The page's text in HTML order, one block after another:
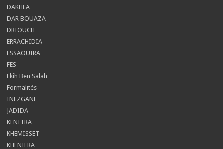
DAKHLA
DAR BOUAZA
DRIOUCH
ERRACHIDIA
ESSAOUIRA
FES
Fkih Ben Salah
Formalités
INEZGANE
JADIDA
KENITRA
KHEMISSET
KHENIFRA